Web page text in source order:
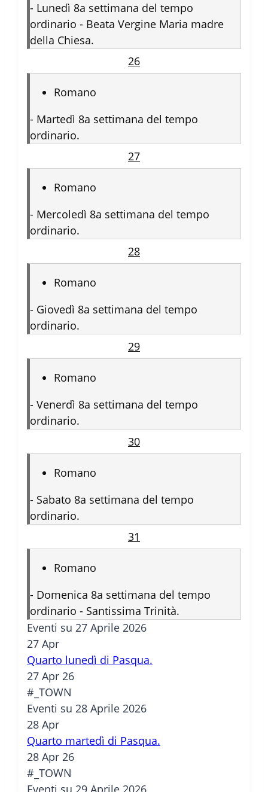
- Lunedì 8a settimana del tempo
ordinario - Beata Vergine Maria madre
della Chiesa.
26
Romano
- Martedì 8a settimana del tempo
ordinario.
27
Romano
- Mercoledì 8a settimana del tempo
ordinario.
28
Romano
- Giovedì 8a settimana del tempo
ordinario.
29
Romano
- Venerdì 8a settimana del tempo
ordinario.
30
Romano
- Sabato 8a settimana del tempo
ordinario.
31
Romano
- Domenica 8a settimana del tempo
ordinario - Santissima Trinità.
Eventi su 27 Aprile 2026
27 Apr
Quarto lunedì di Pasqua.
27 Apr 26
#_TOWN
Eventi su 28 Aprile 2026
28 Apr
Quarto martedì di Pasqua.
28 Apr 26
#_TOWN